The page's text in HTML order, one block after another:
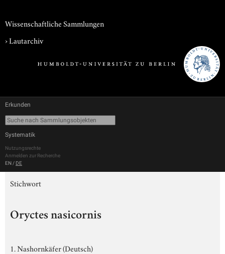
Wissenschaftliche Sammlungen
›Lautarchiv
Erkunden
Systematik
Nutzungsrechte
Anmelden zur Recherche
EN / DE
Stichwort
Oryctes nasicornis
1. Nashornkäfer (Deutsch)